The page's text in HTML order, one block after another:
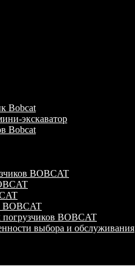
Bobcat
экскаватор
Bobcat
BOBCAT
BOBCAT
погрузчиков BOBCAT
выбора и обслуживания